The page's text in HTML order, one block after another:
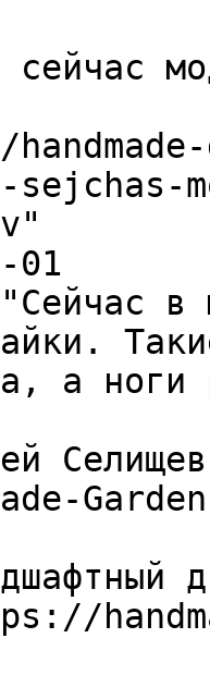
01
в
а ноги